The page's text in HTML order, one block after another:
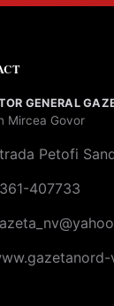
GENERAL
Mircea Govor
Petofi
407733